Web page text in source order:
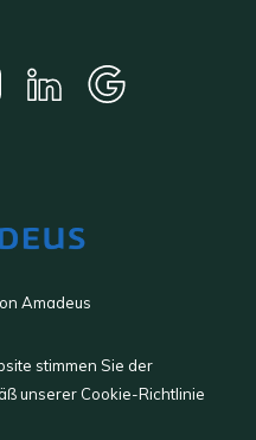
stimmen Sie der
unserer Cookie-Richtlinie
Amadeus